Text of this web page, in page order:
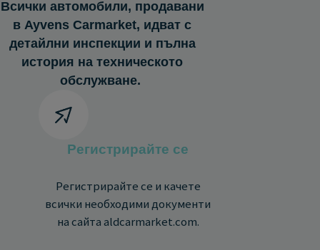
Всички автомобили, продавани
в Ayvens Carmarket, идват с
детайлни инспекции и пълна
история на техническото
обслужване.
Регистрирайте се
Регистрирайте се и качете
всички необходими документи
на сайта aldcarmarket.com.